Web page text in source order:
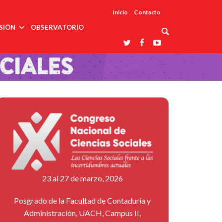
Inicio Contacto
ciencias
pública
social
Asociaciones
profesionales
temáticas
Laboratorios
nacionales
Entidades
afines
De México
En Su 475
Aniversario
OBSERVATORIO
23 al 27 de marzo, 2026
Posgrado de la Facultad de Contaduría y
Administración, UACH, Campus II,